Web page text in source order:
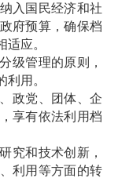
入国民经济和社
府预算，确保档
应。
级管理的原则，
用。
政党、团体、企
享有依法利用档
究和技术创新，
利用等方面的转